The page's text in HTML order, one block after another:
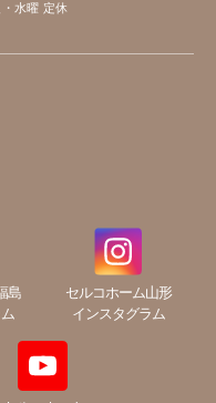
水曜 定休
島
セルコホーム山形
インスタグラム